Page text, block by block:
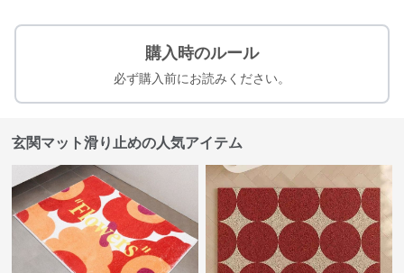
購入時のルール
必ず購入前にお読みください。
玄関マット滑り止めの人気アイテム